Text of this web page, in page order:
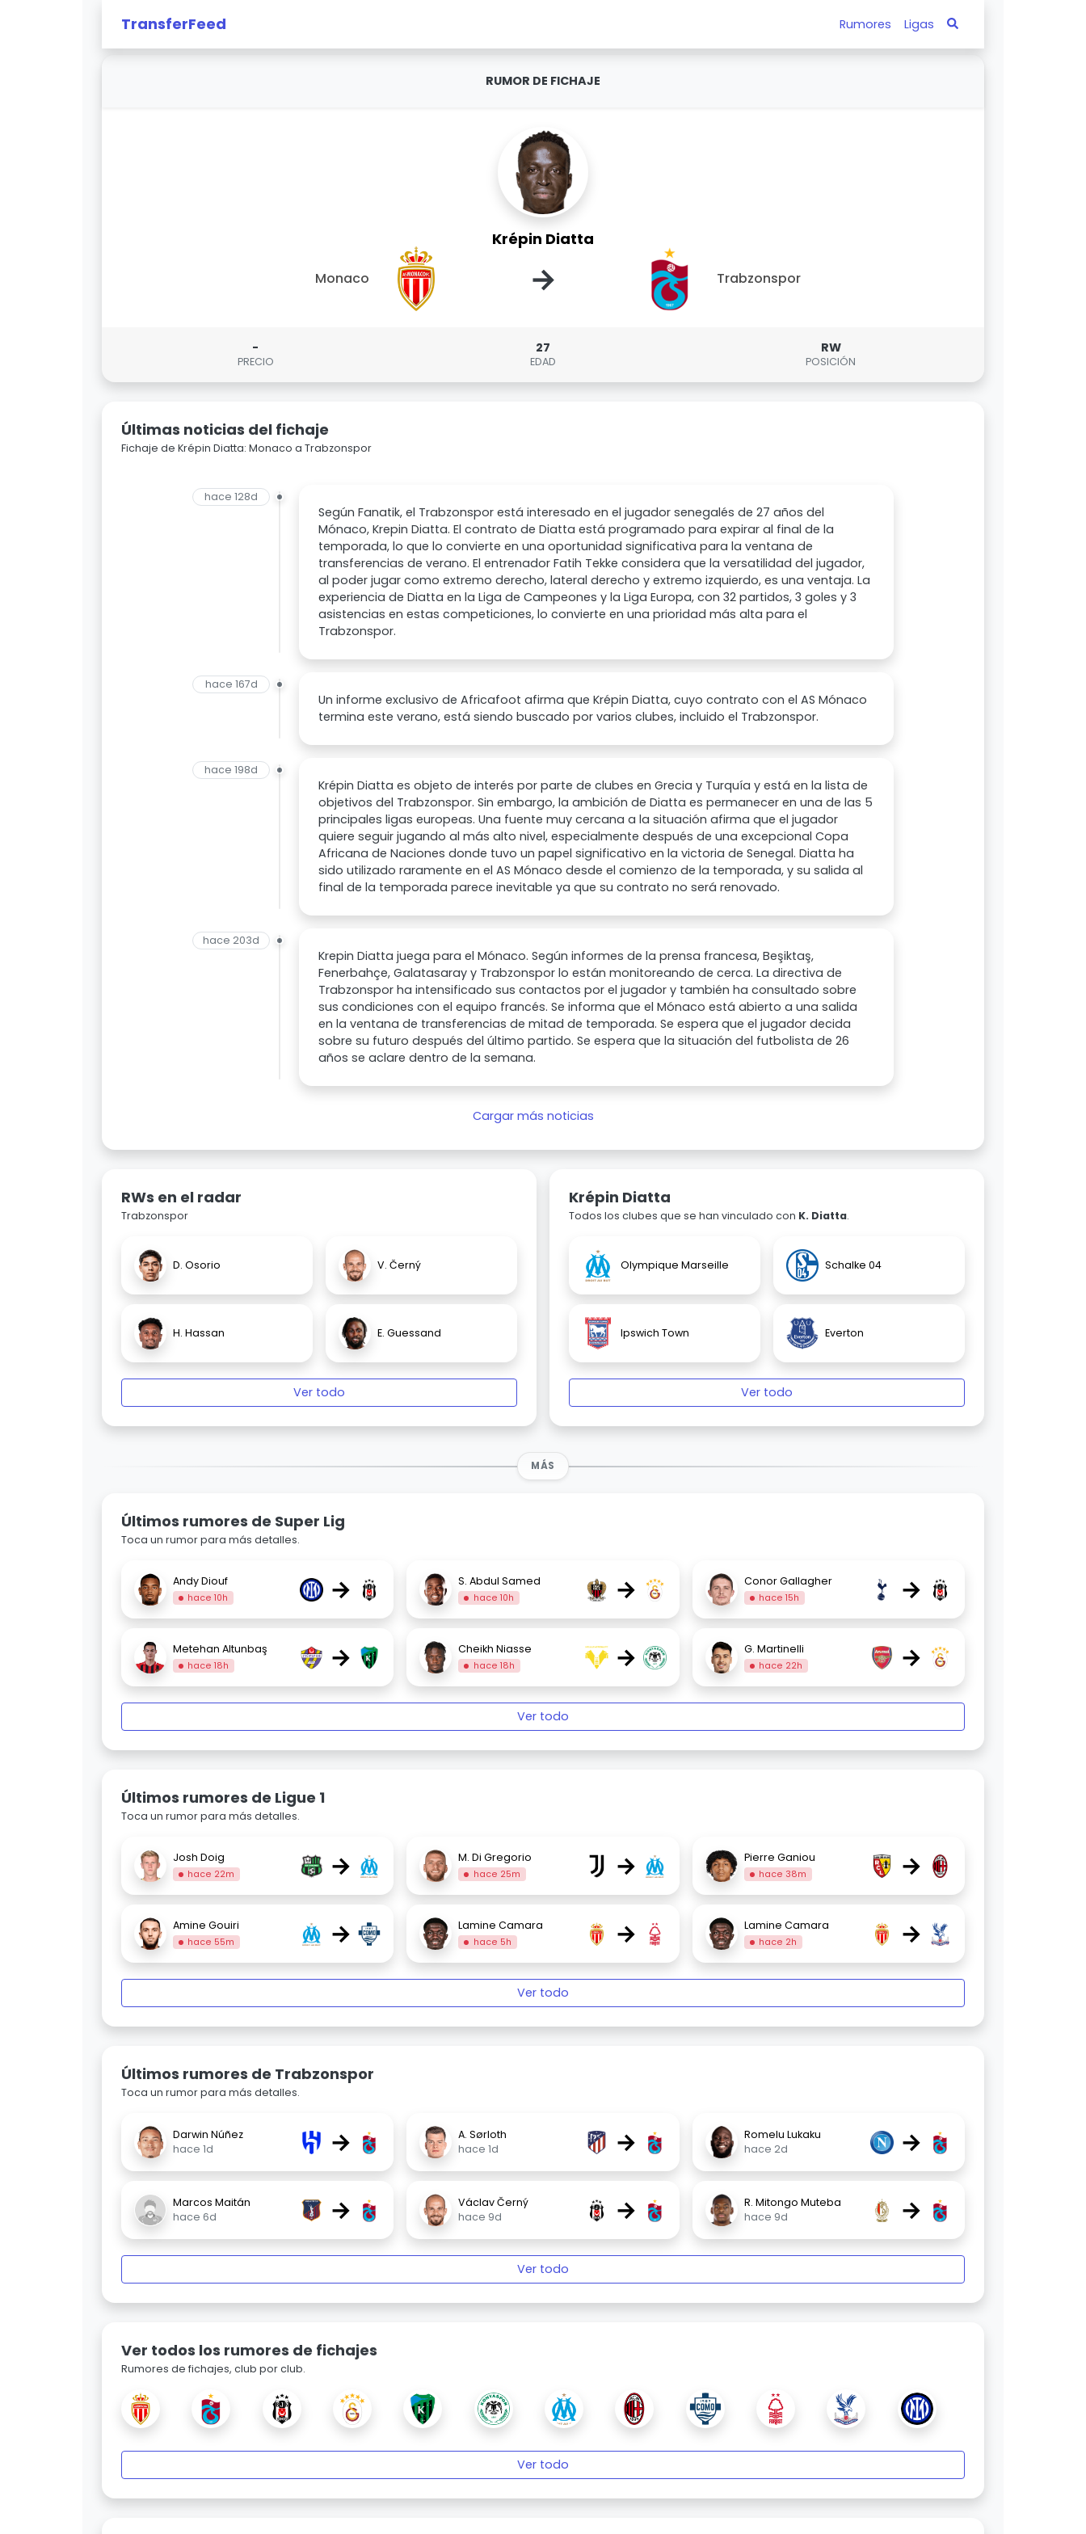
TransferFeed Rumores Ligas
RUMOR DE FICHAJE
Krépin Diatta
Monaco → Trabzonspor
-
PRECIO
27
EDAD
RW
POSICIÓN
Últimas noticias del fichaje
Fichaje de Krépin Diatta: Monaco a Trabzonspor
hace 128d
Según Fanatik, el Trabzonspor está interesado en el jugador senegalés de 27 años del
Mónaco, Krepin Diatta. El contrato de Diatta está programado para expirar al final de la
temporada, lo que lo convierte en una oportunidad significativa para la ventana de
transferencias de verano. El entrenador Fatih Tekke considera que la versatilidad del jugador,
al poder jugar como extremo derecho, lateral derecho y extremo izquierdo, es una ventaja. La
experiencia de Diatta en la Liga de Campeones y la Liga Europa, con 32 partidos, 3 goles y 3
asistencias en estas competiciones, lo convierte en una prioridad más alta para el
Trabzonspor.
hace 167d
Un informe exclusivo de Africafoot afirma que Krépin Diatta, cuyo contrato con el AS Mónaco
termina este verano, está siendo buscado por varios clubes, incluido el Trabzonspor.
hace 198d
Krépin Diatta es objeto de interés por parte de clubes en Grecia y Turquía y está en la lista de
objetivos del Trabzonspor. Sin embargo, la ambición de Diatta es permanecer en una de las 5
principales ligas europeas. Una fuente muy cercana a la situación afirma que el jugador
quiere seguir jugando al más alto nivel, especialmente después de una excepcional Copa
Africana de Naciones donde tuvo un papel significativo en la victoria de Senegal. Diatta ha
sido utilizado raramente en el AS Mónaco desde el comienzo de la temporada, y su salida al
final de la temporada parece inevitable ya que su contrato no será renovado.
hace 203d
Krepin Diatta juega para el Mónaco. Según informes de la prensa francesa, Beşiktaş,
Fenerbahçe, Galatasaray y Trabzonspor lo están monitoreando de cerca. La directiva de
Trabzonspor ha intensificado sus contactos por el jugador y también ha consultado sobre
sus condiciones con el equipo francés. Se informa que el Mónaco está abierto a una salida
en la ventana de transferencias de mitad de temporada. Se espera que el jugador decida
sobre su futuro después del último partido. Se espera que la situación del futbolista de 26
años se aclare dentro de la semana.
Cargar más noticias
RWs en el radar
Trabzonspor
D. Osorio V. Černý
H. Hassan E. Guessand
Ver todo
Krépin Diatta
Todos los clubes que se han vinculado con K. Diatta.
Olympique Marseille Schalke 04
Ipswich Town Everton
Ver todo
MÁS
Últimos rumores de Super Lig
Toca un rumor para más detalles.
Andy Diouf
hace 10h → S. Abdul Samed
hace 10h → Conor Gallagher
hace 15h →
Metehan Altunbaş
hace 18h → Cheikh Niasse
hace 18h → G. Martinelli
hace 22h →
Ver todo
Últimos rumores de Ligue 1
Toca un rumor para más detalles.
Josh Doig
hace 22m → M. Di Gregorio
hace 25m → Pierre Ganiou
hace 38m →
Amine Gouiri
hace 55m → Lamine Camara
hace 5h → Lamine Camara
hace 2h →
Ver todo
Últimos rumores de Trabzonspor
Toca un rumor para más detalles.
Darwin Núñez
hace 1d
→
A. Sørloth
hace 1d
→
Romelu Lukaku
hace 2d
→
Marcos Maitán
hace 6d
→
Václav Černý
hace 9d
→
R. Mitongo Muteba
hace 9d
→
Ver todo
Ver todos los rumores de fichajes
Rumores de fichajes, club por club.
Ver todo